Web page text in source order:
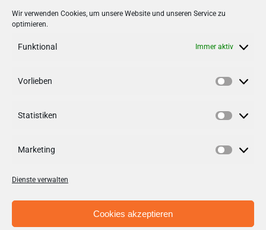
Wir verwenden Cookies, um unsere Website und unseren Service zu
optimieren.
Funktional Immer aktiv
Vorlieben
Statistiken
Marketing
Dienste verwalten
Cookies akzeptieren
Kinderflohmarkt
Follow us on